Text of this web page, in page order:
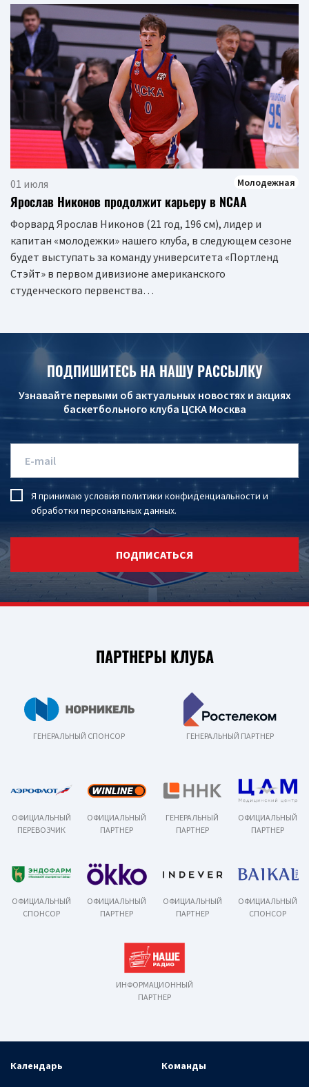
01 июля Молодежная
Ярослав Никонов продолжит карьеру в NCAA
Форвард Ярослав Никонов (21 год, 196 см), лидер и
капитан «молодежки» нашего клуба, в следующем сезоне
будет выступать за команду университета «Портленд
Стэйт» в первом дивизионе американского
студенческого первенства…
ПОДПИШИТЕСЬ НА НАШУ РАССЫЛКУ
Узнавайте первыми об актуальных новостях и акциях
баскетбольного клуба ЦСКА Москва
Я принимаю условия политики конфиденциальности и
обработки персональных данных.
ПОДПИСАТЬСЯ
ПАРТНЕРЫ КЛУБА
ГЕНЕРАЛЬНЫЙ СПОНСОР ГЕНЕРАЛЬНЫЙ ПАРТНЕР
ОФИЦИАЛЬНЫЙ
ПЕРЕВОЗЧИК
ОФИЦИАЛЬНЫЙ
ПАРТНЕР
ГЕНЕРАЛЬНЫЙ
ПАРТНЕР
ОФИЦИАЛЬНЫЙ
ПАРТНЕР
ОФИЦИАЛЬНЫЙ
СПОНСОР
ОФИЦИАЛЬНЫЙ
ПАРТНЕР
ОФИЦИАЛЬНЫЙ
ПАРТНЕР
ОФИЦИАЛЬНЫЙ
СПОНСОР
ИНФОРМАЦИОННЫЙ
ПАРТНЕР
Календарь Команды